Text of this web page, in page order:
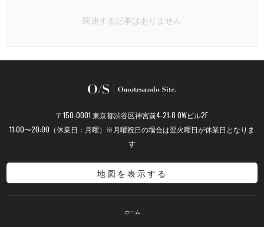
関連する記事はありません
〒150-0001 東京都渋谷区神宮前4-21-8 OWビル2F
11:00〜20:00（休業日：月曜）※月曜祝日の場合は翌火曜日が休業日となりま
す
地図を表示する
ホーム